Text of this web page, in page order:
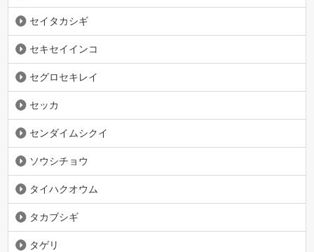
セイタカシギ
セキセイインコ
セグロセキレイ
セッカ
センダイムシクイ
ソウシチョウ
タイハクオウム
タカブシギ
タゲリ